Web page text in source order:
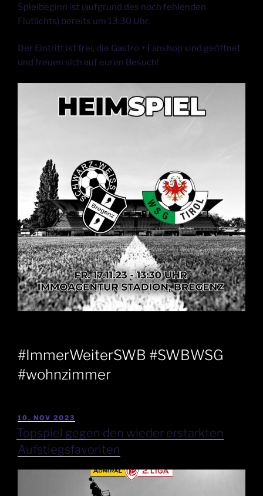
Spielbeginn ist (aufgrund des noch fehlenden
Flutlichts) bereits um 13:30 Uhr.
Der Eintritt ist frei, die Gastro + Fanshop sind geöffnet
und freuen sich auf euren Besuch!
#ImmerWeiterSWB #SWBWSG
#wohnzimmer
10. NOV 2023
Topspiel gegen den wieder erstarkten
Aufstiegsfavoriten